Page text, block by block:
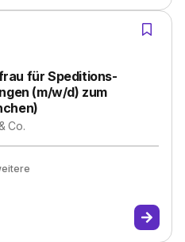
für Speditions-
(m/w/d) zum
Co.